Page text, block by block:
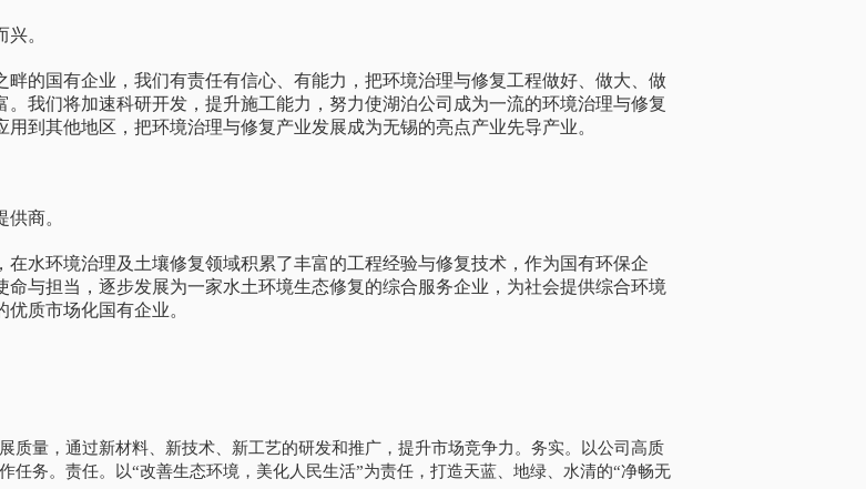
。
的国有企业，我们有责任有信心、有能力，把环境治理与修复工程做好、做大、做
我们将加速科研开发，提升施工能力，努力使湖泊公司成为一流的环境治理与修复
到其他地区，把环境治理与修复产业发展成为无锡的亮点产业先导产业。
商。
水环境治理及土壤修复领域积累了丰富的工程经验与修复技术，作为国有环保企
与担当，逐步发展为一家水土环境生态修复的综合服务企业，为社会提供综合环境
质市场化国有企业。
质量，通过新材料、新技术、新工艺的研发和推广，提升市场竞争力。务实。以公司高质
任务。责任。以“改善生态环境，美化人民生活”为责任，打造天蓝、地绿、水清的“净畅无